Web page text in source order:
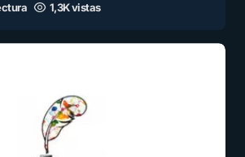
1,3K vistas